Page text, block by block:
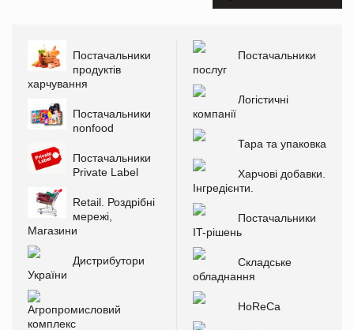
Постачальники
продуктів
харчування
Постачальники
nonfood
Постачальники
Private Label
Retail. Роздрібні
мережі,
Магазини
Дистрибутори
України
Агропромисловий
комплекс
Постачальники
послуг
Логістичні
компанії
Тара та упаковка
Харчові добавки.
Інгредієнти.
Постачальники
IT-рішень
Складське
обладнання
HoReCa